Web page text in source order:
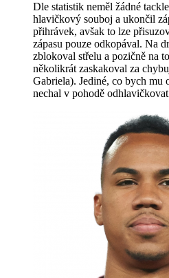
Dle statistik neměl žádné
hlavičkový souboj a ukončil
přihrávek, avšak to lze
zápasu pouze odkopával. Na
zblokoval střelu a pozičně na
několikrát zaskakoval za
Gabriela). Jediné, co bych mu
nechal v pohodě